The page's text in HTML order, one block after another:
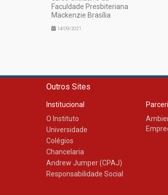
Faculdade Presbiteriana
Mackenzie Brasília
14/09/2021
Outros Sites
Institucional
O Instituto
Universidade
Colégios
Chancelaria
Andrew Jumper (CPAJ)
Responsabilidade Social